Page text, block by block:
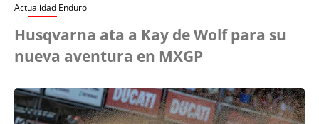
Actualidad Enduro
Husqvarna ata a Kay de Wolf para su
nueva aventura en MXGP